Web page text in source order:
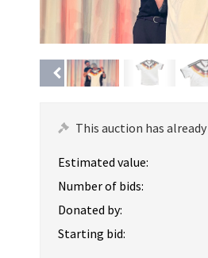
This auction has already
Estimated value:
Number of bids:
Donated by:
Starting bid: